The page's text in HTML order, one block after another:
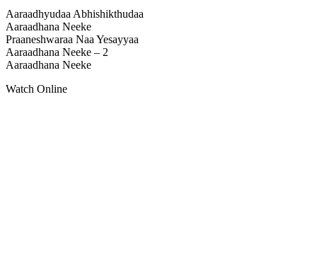
Aaraadhyudaa Abhishikthudaa
Aaraadhana Neeke
Praaneshwaraa Naa Yesayyaa
Aaraadhana Neeke – 2
Aaraadhana Neeke
Watch Online